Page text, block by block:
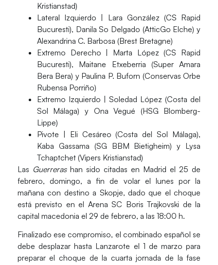
Kristianstad)
Lateral Izquierdo | Lara González (CS Rapid
Bucuresti), Danila So Delgado (AtticGo Elche) y
Alexandrina C. Barbosa (Brest Bretagne)
Extremo Derecho | Marta López (CS Rapid
Bucuresti), Maitane Etxeberria (Super Amara
Bera Bera) y Paulina P. Buforn (Conservas Orbe
Rubensa Porriño)
Extremo Izquierdo | Soledad López (Costa del
Sol Málaga) y Ona Vegué (HSG Blomberg-
Lippe)
Pivote | Eli Cesáreo (Costa del Sol Málaga),
Kaba Gassama (SG BBM Bietigheim) y Lysa
Tchaptchet (Vipers Kristianstad)
Las Guerreras han sido citadas en Madrid el 25 de
febrero, domingo, a fin de volar el lunes por la
mañana con destino a Skopje, dado que el choque
está previsto en el Arena SC Boris Trajkovski de la
capital macedonia el 29 de febrero, a las 18:00 h.
Finalizado ese compromiso, el combinado español se
debe desplazar hasta Lanzarote el 1 de marzo para
preparar el choque de la cuarta jornada de la fase